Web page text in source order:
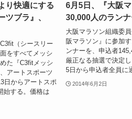
り快適にする
ツブラ』、
（シースリー
をすべてメッシ
た『C3fitメッシ
アートスポーツ
日からアートスポ
始する。価格は
6月5日、『大阪マ
30,000人のランナ
大阪マラソン組織委
阪マラソン』に参加
ンナーを、申込者
厳正なる抽選で決定
5日から申込者全員に
2014年6月2日